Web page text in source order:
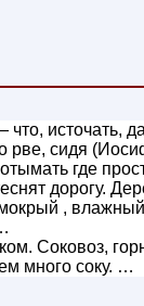
что, источать,
рве, сидя
где
дорогу.
,
Соковоз,
много соку. …